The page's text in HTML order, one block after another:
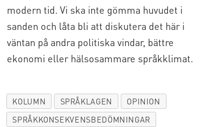
modern tid. Vi ska inte gömma huvudet i
sanden och låta bli att diskutera det här i
väntan på andra politiska vindar, bättre
ekonomi eller hälsosammare språkklimat.
KOLUMN SPRÅKLAGEN
OPINION
SPRÅKKONSEKVENSBEDÖMNINGAR